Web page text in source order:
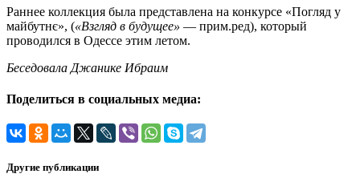
Раннее коллекция была представлена на конкурсе «Погляд у
майбутнє», («Взгляд в будущее» — прим.ред), который
проводился в Одессе этим летом.
Беседовала Джанике Ибраим
Поделиться в социальных медиа:
Другие публикации